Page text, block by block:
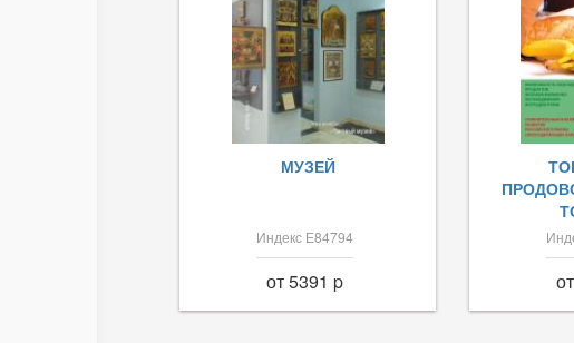
МУЗЕЙ
Индекс Е84794
от 5391 p